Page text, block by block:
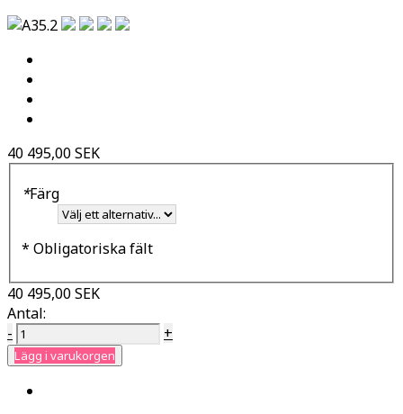
40 495,00 SEK
*Färg
* Obligatoriska fält
40 495,00 SEK
Antal:
-
+
Lägg i varukorgen